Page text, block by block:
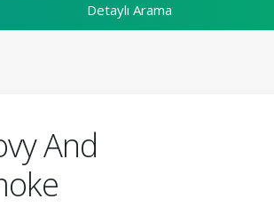
Detaylı Arama
And